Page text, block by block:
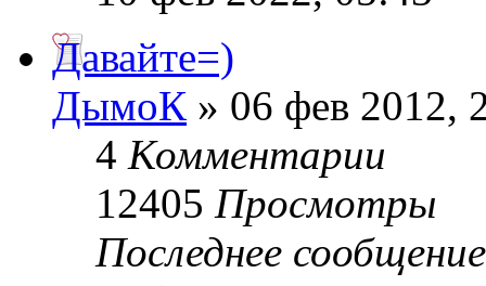
Давайте=)
ДымоК » 06 фев 2012,
4 Комментарии
12405 Просмотры
Последнее